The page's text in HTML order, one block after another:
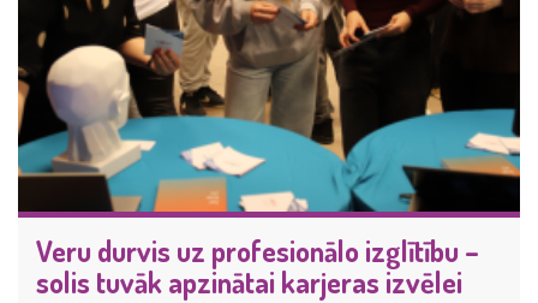
Veru durvis uz profesionālo izglītību –
solis tuvāk apzinātai karjeras izvēlei